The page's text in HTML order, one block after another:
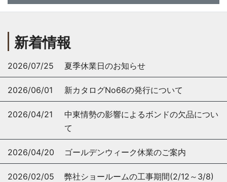
新着情報
2026/07/25 夏季休業日のお知らせ
2026/06/01 新カタログNo66の発行について
2026/04/21
中東情勢の影響によるボンドの欠品につい
て
2026/04/20 ゴールデンウィーク休業のご案内
2026/02/05
弊社ショールームの工事期間(2/12～3/8)